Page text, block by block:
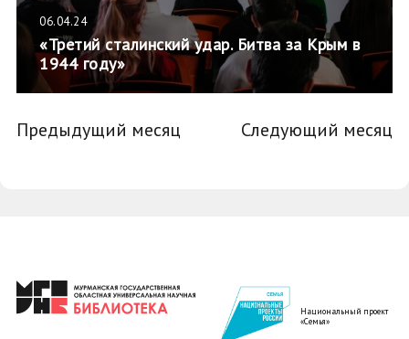
06.04.24
«Третий сталинский удар. Битва за Крым в
1944 году»
Предыдущий месяц Следующий месяц
Национальный проект
«Семья»